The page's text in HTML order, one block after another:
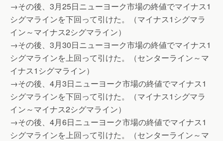
→その後、3月25日ニューヨーク市場の終値でマイナス1
シグマラインを下回って引けた。（マイナス1シグマラ
イン～マイナス2シグマライン）
→その後、3月30日ニューヨーク市場の終値でマイナス1
シグマラインを上回って引けた。（センターライン～マ
イナス1シグマライン）
→その後、4月3日ニューヨーク市場の終値でマイナス1
シグマラインを下回って引けた。（マイナス1シグマラ
イン～マイナス2シグマライン）
→その後、4月6日ニューヨーク市場の終値でマイナス1
シグマラインを上回って引けた。（センターライン～マ